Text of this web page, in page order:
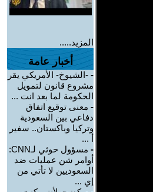
المزيد.....
أخبار عامة
- -الشيوخ- الأمريكي يقر
مشروع قانون لتمويل
الحكومة لما بعد انت ...
- معنى توقيع اتفاق
دفاعي بين السعودية
وتركيا وباكستان.. سفير
أ ...
-
مسؤول حوثي لـCNN:
أوامر شن عمليات ضد
السعوديين لا تأتي من
إي ...